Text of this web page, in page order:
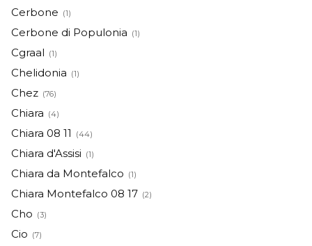
Cerbone (1)
Cerbone di Populonia (1)
Cgraal (1)
Chelidonia (1)
Chez (76)
Chiara (4)
Chiara 08 11 (44)
Chiara d'Assisi (1)
Chiara da Montefalco (1)
Chiara Montefalco 08 17 (2)
Cho (3)
Cio (7)